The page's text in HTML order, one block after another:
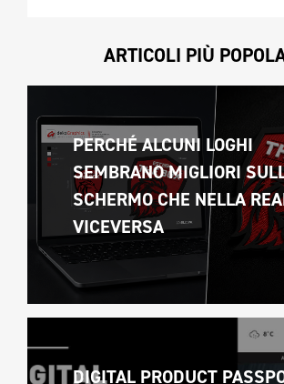
ARTICOLI PIÙ
PERCHÉ ALCUNI LOGHI
SEMBRANO MIGLIORI
SCHERMO CHE NELLA
VICEVERSA
DIGITAL PRODUCT